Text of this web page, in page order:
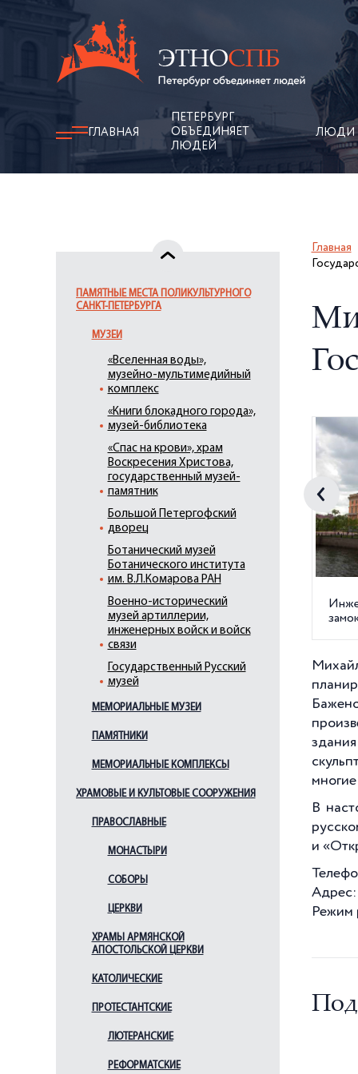
ГЛАВНАЯ
ПЕТЕРБУРГ
ОБЪЕДИНЯЕТ
ЛЮДЕЙ
ЛЮДИ
ПАМЯТНЫЕ МЕСТА ПОЛИКУЛЬТУРНОГО
САНКТ-ПЕТЕРБУРГА
МУЗЕИ
«Вселенная воды»,
музейно-мультимедийный
комплекс
«Книги блокадного города»,
музей-библиотека
«Спас на крови», храм
Воскресения Христова,
государственный музей-
памятник
Большой Петергофский
дворец
Ботанический музей
Ботанического института
им. В.Л.Комарова РАН
Военно-исторический
музей артиллерии,
инженерных войск и войск
связи
Государственный Русский
музей
Государственный Эрмитаж
Государственный
мемориальный музей
обороны и блокады
Ленинграда
Государственный музей
Государственный музей
политической истории
России. Детский центр
исторического воспитания
театрального и
Домик Петра I
Екатериненский дворец
дворец-музей русского
искусства и интерьера
Зоологический музей
МЕМОРИАЛЬНЫЕ МУЗЕИ
ПАМЯТНИКИ
МЕМОРИАЛЬНЫЕ КОМПЛЕКСЫ
ХРАМОВЫЕ И КУЛЬТОВЫЕ СООРУЖЕНИЯ
ПРАВОСЛАВНЫЕ
МОНАСТЫРИ
СОБОРЫ
ЦЕРКВИ
ХРАМЫ АРМЯНСКОЙ
АПОСТОЛЬСКОЙ ЦЕРКВИ
КАТОЛИЧЕСКИЕ
ПРОТЕСТАНТСКИЕ
ЛЮТЕРАНСКИЕ
РЕФОРМАТСКИЕ
Главная
В
и
Адрес:
Режим